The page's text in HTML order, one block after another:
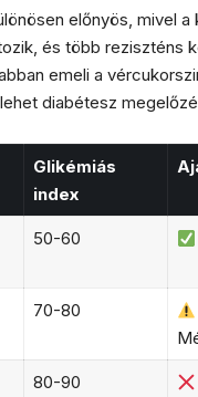
előnyös, mivel a
és több reziszténs
emeli a
diabétesz
Glikémiás
index
50-60
70-80
80-90